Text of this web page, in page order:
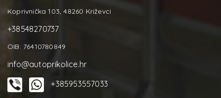
Koprivnička 103, 48260 Križevci
+38548270737
OIB: 76410780849
info@autoprikolice.hr
+385953557033